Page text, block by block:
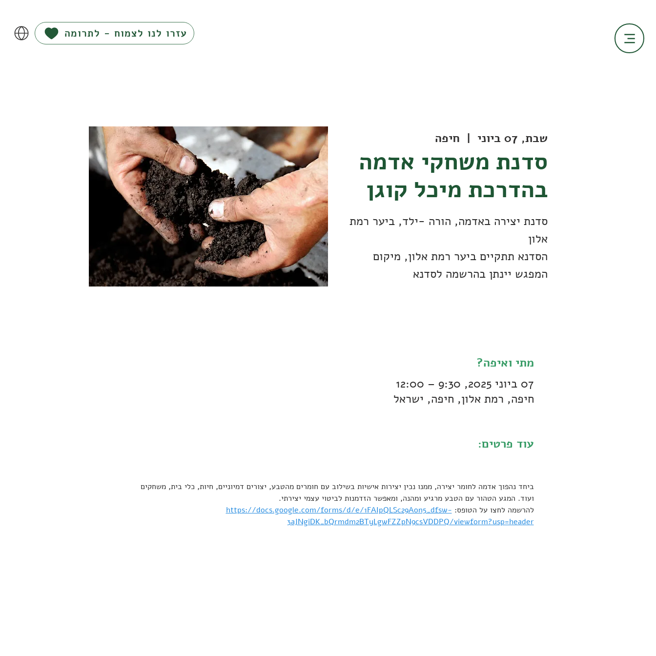
עזרו לנו לצמוח - לתרומה
שבת, 07 ביוני
  |
חיפה
סדנת משחקי אדמה
בהדרכת מיכל קוגן
סדנת יצירה באדמה, הורה -ילד, ביער רמת
הסדנא תתקיים ביער רמת אלון, מיקום
המפגש יינתן בהרשמה לסדנא
מתי ואיפה?
07 ביוני 2025, 9:30 – 12:00
חיפה, רמת אלון, חיפה, ישראל
עוד פרטים:
ביחד נהפוך אדמה לחומר יצירה, ממנו נכין יצירות אישיות בשילוב עם חומרים מהטבע, יצורים דמיוניים, חיות, כלי בית, משחקים
ועוד. המגע הטהור עם הטבע מרגיע ומהנה, ומאפשר הזדמנות לביטוי עצמי יצירתי.
להרשמה לחצו על הטופס: https://docs.google.com/forms/d/e/1FAIpQLSc29Aon5_dfsw-
3aJNgiDK_bQrmdm2BTyLgwFZZpN9csVDDPQ/viewform?usp=header